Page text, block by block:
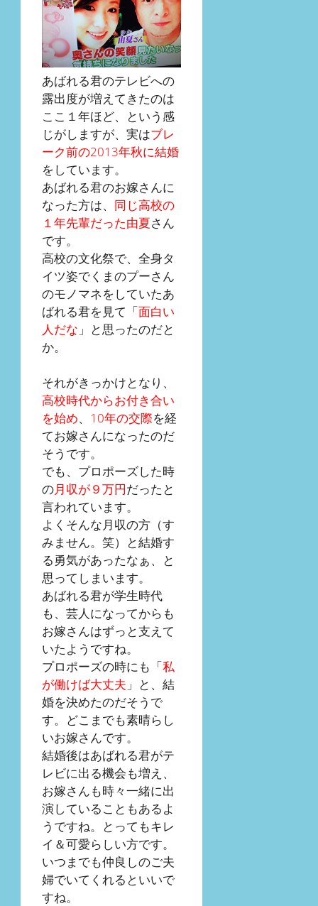
あばれる君のテレビへの
露出度が増えてきたのは
ここ１年ほど、という感
じがしますが、実はブレ
ーク前の2013年秋に結婚
をしています。
あばれる君のお嫁さんに
なった方は、 同じ高校の
１年先輩だった由夏さん
です。
高校の文化祭で、全身タ
イツ姿でくまのプーさん
のモノマネをしていたあ
ばれる君を見て「面白い
人だな 」と思ったのだと
か。
それがきっかけとなり、
高校時代からお付き合い
を始め、 10年の交際を経
てお嫁さんになったのだ
そうです。
でも、プロポーズした時
の月収が９万円だったと
言われています。
よくそんな月収の方（す
みません。笑）と結婚す
る勇気があったなぁ、と
思ってしまいます。
あばれる君が学生時代
も、芸人になってからも
お嫁さんはずっと支えて
いたようですね。
プロポーズの時にも「私
が働けば大丈夫 」と、結
婚を決めたのだそうで
す。どこまでも素晴らし
いお嫁さんです。
結婚後はあばれる君がテ
レビに出る機会も増え、
お嫁さんも時々一緒に出
演していることもあるよ
うですね。とってもキレ
イ＆可愛らしい方です。
いつまでも仲良しのご夫
婦でいてくれるといいで
すね。